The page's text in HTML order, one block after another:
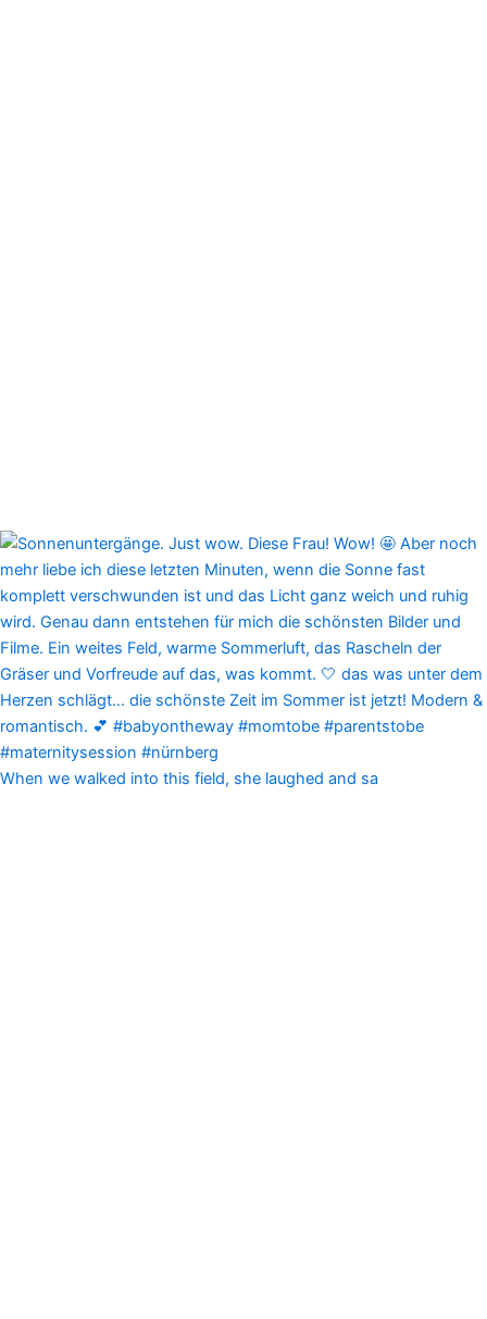
When we walked into this field, she laughed and sa